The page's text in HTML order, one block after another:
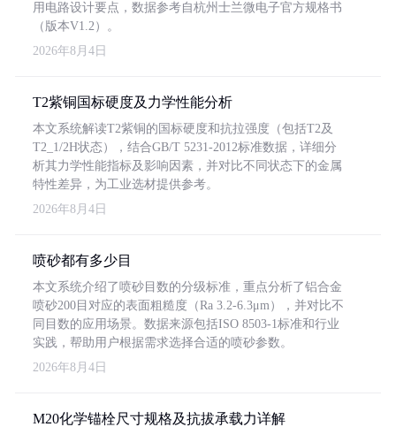
用电路设计要点，数据参考自杭州士兰微电子官方规格书
（版本V1.2）。
2026年8月4日
T2紫铜国标硬度及力学性能分析
本文系统解读T2紫铜的国标硬度和抗拉强度（包括T2及
T2_1/2H状态），结合GB/T 5231-2012标准数据，详细分
析其力学性能指标及影响因素，并对比不同状态下的金属
特性差异，为工业选材提供参考。
2026年8月4日
喷砂都有多少目
本文系统介绍了喷砂目数的分级标准，重点分析了铝合金
喷砂200目对应的表面粗糙度（Ra 3.2-6.3μm），并对比不
同目数的应用场景。数据来源包括ISO 8503-1标准和行业
实践，帮助用户根据需求选择合适的喷砂参数。
2026年8月4日
M20化学锚栓尺寸规格及抗拔承载力详解